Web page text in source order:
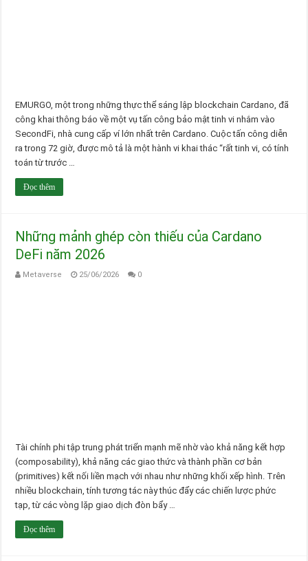
EMURGO, một trong những thực thể sáng lập blockchain Cardano, đã
công khai thông báo về một vụ tấn công bảo mật tinh vi nhắm vào
SecondFi, nhà cung cấp ví lớn nhất trên Cardano. Cuộc tấn công diễn
ra trong 72 giờ, được mô tả là một hành vi khai thác “rất tinh vi, có tính
toán từ trước …
Đọc thêm
Những mảnh ghép còn thiếu của Cardano
DeFi năm 2026
Metaverse 25/06/2026 0
Tài chính phi tập trung phát triển mạnh mẽ nhờ vào khả năng kết hợp
(composability), khả năng các giao thức và thành phần cơ bản
(primitives) kết nối liền mạch với nhau như những khối xếp hình. Trên
nhiều blockchain, tính tương tác này thúc đẩy các chiến lược phức
tạp, từ các vòng lặp giao dịch đòn bẩy …
Đọc thêm